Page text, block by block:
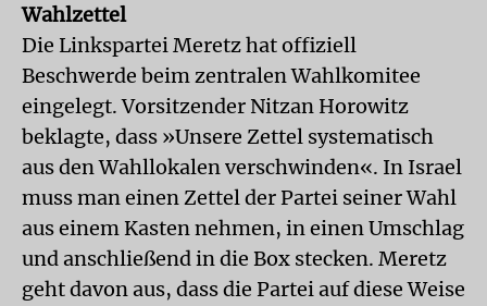
Wahlzettel
Die Linkspartei Meretz hat offiziell
Beschwerde beim zentralen Wahlkomitee
eingelegt. Vorsitzender Nitzan Horowitz
beklagte, dass »Unsere Zettel systematisch
aus den Wahllokalen verschwinden«. In Israel
muss man einen Zettel der Partei seiner Wahl
aus einem Kasten nehmen, in einen Umschlag
und anschließend in die Box stecken. Meretz
geht davon aus, dass die Partei auf diese Weise